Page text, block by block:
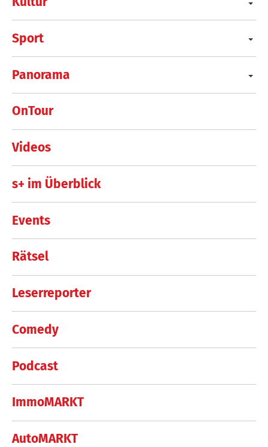
Sport
Panorama
OnTour
Videos
s+ im Überblick
Events
Rätsel
Leserreporter
Comedy
Podcast
ImmoMARKT
AutoMARKT